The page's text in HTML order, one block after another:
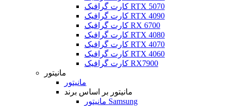
کارت گرافیک RTX 5070
کارت گرافیک RTX 4090
کارت گرافیک RX 6700
کارت گرافیک RTX 4080
کارت گرافیک RTX 4070
کارت گرافیک RTX 4060
کارت گرافیک RX7900
مانیتور
مانیتور
مانیتور بر اساس برند
مانیتور Samsung